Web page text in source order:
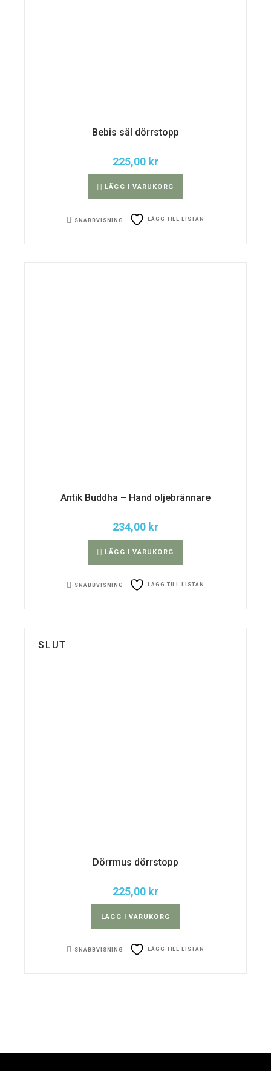
Bebis säl dörrstopp
225,00 kr
LÄGG I VARUKORG
SNABBVISNING LÄGG TILL LISTAN
Antik Buddha – Hand oljebrännare
234,00 kr
LÄGG I VARUKORG
SNABBVISNING LÄGG TILL LISTAN
SLUT
Dörrmus dörrstopp
225,00 kr
LÄGG I VARUKORG
SNABBVISNING LÄGG TILL LISTAN